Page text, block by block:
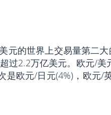
元的世界上交易量第二
过2.2万亿美元。欧元/美
是欧元/日元(4%)，欧元/